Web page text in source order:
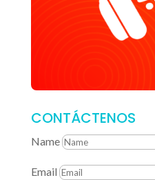
CONTÁCTENOS
Name
Email